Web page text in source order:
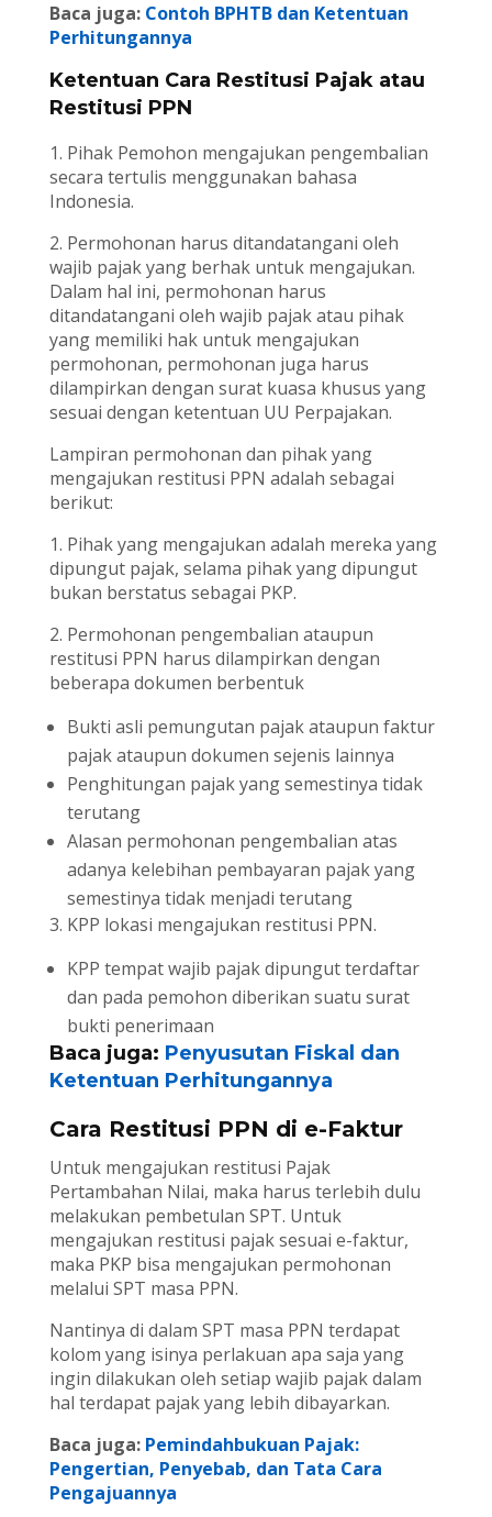
Baca juga: Contoh BPHTB dan Ketentuan
Perhitungannya
Ketentuan Cara Restitusi Pajak atau
Restitusi PPN
1. Pihak Pemohon mengajukan pengembalian
secara tertulis menggunakan bahasa
Indonesia.
2. Permohonan harus ditandatangani oleh
wajib pajak yang berhak untuk mengajukan.
Dalam hal ini, permohonan harus
ditandatangani oleh wajib pajak atau pihak
yang memiliki hak untuk mengajukan
permohonan, permohonan juga harus
dilampirkan dengan surat kuasa khusus yang
sesuai dengan ketentuan UU Perpajakan.
Lampiran permohonan dan pihak yang
mengajukan restitusi PPN adalah sebagai
berikut:
1. Pihak yang mengajukan adalah mereka yang
dipungut pajak, selama pihak yang dipungut
bukan berstatus sebagai PKP.
2. Permohonan pengembalian ataupun
restitusi PPN harus dilampirkan dengan
beberapa dokumen berbentuk
Bukti asli pemungutan pajak ataupun faktur
pajak ataupun dokumen sejenis lainnya
Penghitungan pajak yang semestinya tidak
terutang
Alasan permohonan pengembalian atas
adanya kelebihan pembayaran pajak yang
semestinya tidak menjadi terutang
3. KPP lokasi mengajukan restitusi PPN.
KPP tempat wajib pajak dipungut terdaftar
dan pada pemohon diberikan suatu surat
bukti penerimaan
Baca juga: Penyusutan Fiskal dan
Ketentuan Perhitungannya
Cara Restitusi PPN di e-Faktur
Untuk mengajukan restitusi Pajak
Pertambahan Nilai, maka harus terlebih dulu
melakukan pembetulan SPT. Untuk
mengajukan restitusi pajak sesuai e-faktur,
maka PKP bisa mengajukan permohonan
melalui SPT masa PPN.
Nantinya di dalam SPT masa PPN terdapat
kolom yang isinya perlakuan apa saja yang
ingin dilakukan oleh setiap wajib pajak dalam
hal terdapat pajak yang lebih dibayarkan.
Baca juga: Pemindahbukuan Pajak:
Pengertian, Penyebab, dan Tata Cara
Pengajuannya